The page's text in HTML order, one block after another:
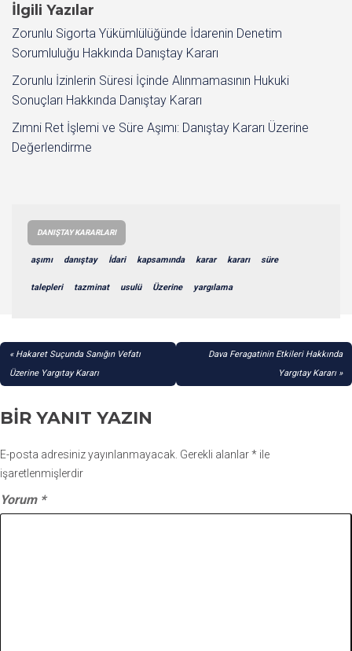
İlgili Yazılar
Zorunlu Sigorta Yükümlülüğünde İdarenin Denetim
Sorumluluğu Hakkında Danıştay Kararı
Zorunlu İzinlerin Süresi İçinde Alınmamasının Hukuki
Sonuçları Hakkında Danıştay Kararı
Zımni Ret İşlemi ve Süre Aşımı: Danıştay Kararı Üzerine
Değerlendirme
DANIŞTAY KARARLARI
aşımı danıştay İdari kapsamında karar kararı süre
talepleri tazminat usulü Üzerine yargılama
YAZI
GEZINMESI
Hakaret Suçunda Sanığın Vefatı
Üzerine Yargıtay Kararı
Dava Feragatinin Etkileri Hakkında
Yargıtay Kararı
BIR YANIT YAZIN
E-posta adresiniz yayınlanmayacak. Gerekli alanlar* ile
işaretlenmişlerdir
Yorum *